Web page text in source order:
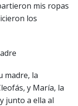
mis ropas
los
madre, la
y María, la
junto a ella al